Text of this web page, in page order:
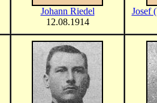
Johann Riedel
12.08.1914
Josef